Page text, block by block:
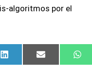
algoritmos por el
Compartir
en
LinkedIn
Compartir
en
Email
en